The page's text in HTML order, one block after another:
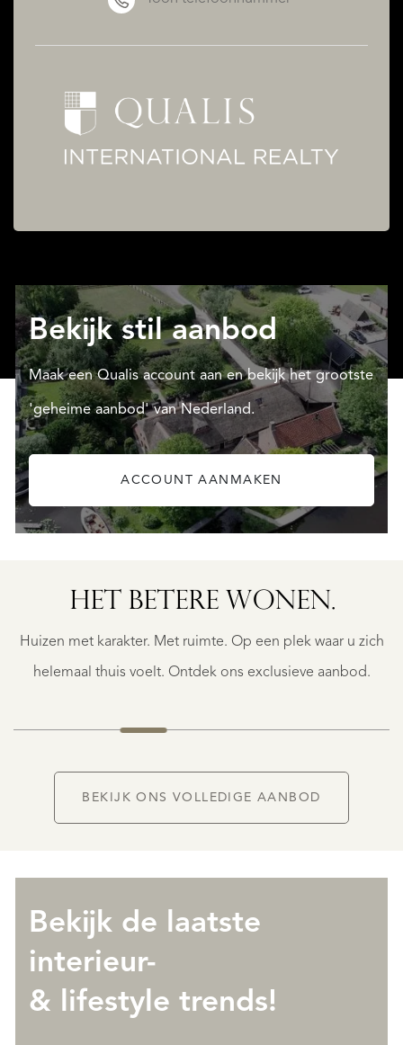
Bekijk stil aanbod
Maak een Qualis account aan en bekijk het grootste
'geheime aanbod' van Nederland.
ACCOUNT AANMAKEN
HET BETERE WONEN.
Huizen met karakter. Met ruimte. Op een plek waar u zich
helemaal thuis voelt. Ontdek ons exclusieve aanbod.
GEAUNE
€
BEKIJK ONS VOLLEDIGE AANBOD
Bekijk de laatste
interieur-
& lifestyle trends!